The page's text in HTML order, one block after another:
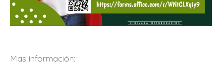
Mas información: